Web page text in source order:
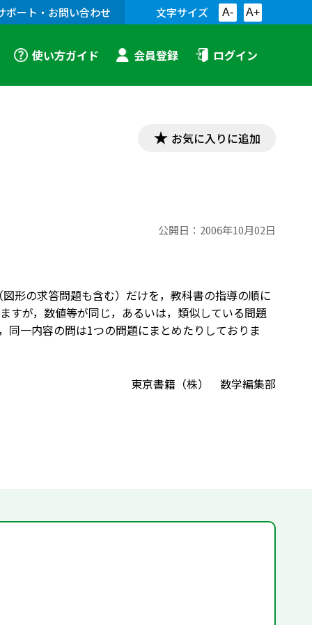
ポート・お問い合わせ 文字サイズ A- A+
使い方ガイド 会員登録 ログイン
お気に入りに追加
公開日： 2006年10月02日
形の求答問題も含む）だけを，教科書の指導の順に
すが，数値等が同じ，あるいは，類似している問題
同一内容の問は1つの問題にまとめたりしておりま
東京書籍（株） 数学編集部